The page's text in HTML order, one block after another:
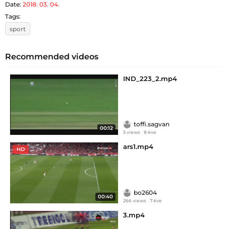
Date: 2018. 03. 04.
Tags:
sport
Recommended videos
00:12
IND_223_2.mp4
toffi.sagvan
5 views 8 éve
HD
00:40
ars1.mp4
bo2604
266 views 7 éve
3.mp4